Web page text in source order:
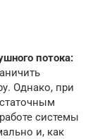
потока:
Однако, при
системы
и, как